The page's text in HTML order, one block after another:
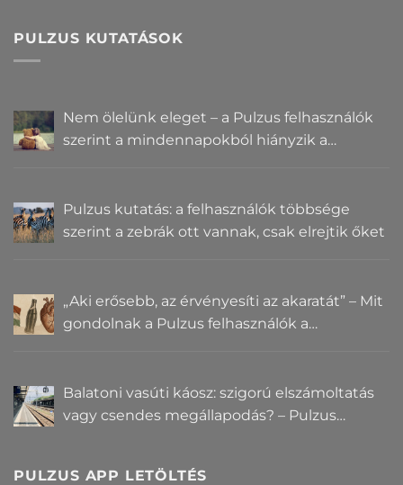
PULZUS KUTATÁSOK
Nem ölelünk eleget – a Pulzus felhasználók
szerint a mindennapokból hiányzik a
Pulzus kutatás: a felhasználók többsége
szerint a zebrák ott vannak, csak elrejtik őket
„Aki erősebb, az érvényesíti az akaratát” – Mit
gondolnak a Pulzus felhasználók a
Balatoni vasúti káosz: szigorú elszámoltatás
vagy csendes megállapodás? – Pulzus
PULZUS APP LETÖLTÉS